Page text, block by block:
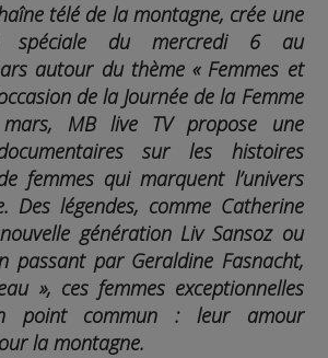
télé de la montagne, crée une
spéciale du mercredi 6 au
autour du thème « Femmes et
de la Journée de la Femme
MB live TV propose une
sur les histoires
femmes qui marquent l’univers
Des légendes, comme Catherine
génération Liv Sansoz ou
passant par Geraldine Fasnacht,
», ces femmes exceptionnelles
point commun : leur amour
la montagne.